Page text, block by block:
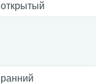
открытый
ранний